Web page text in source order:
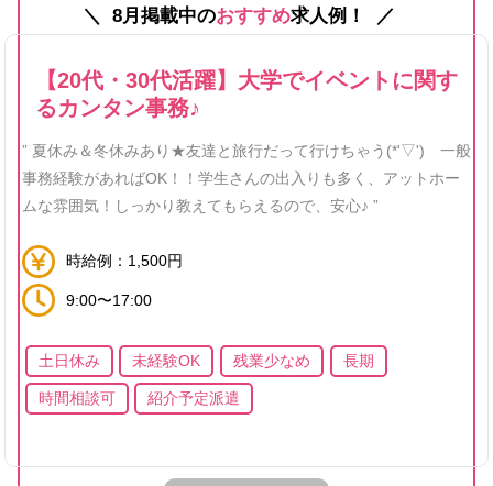
役に立った
8月掲載中のおすすめ求人例！
【20代・30代活躍】大学でイベントに関す
るカンタン事務♪
” 夏休み＆冬休みあり★友達と旅行だって行けちゃう(*'▽') 一般
事務経験があればOK！！学生さんの出入りも多く、アットホー
ムな雰囲気！しっかり教えてもらえるので、安心♪ ”
時給例：1,500円
9:00〜17:00
土日休み 未経験OK 残業少なめ 長期
時間相談可 紹介予定派遣